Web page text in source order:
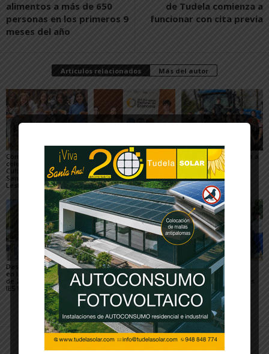
alimentos a más de 650
personas en los primeros 9
meses del año
de Tudela comienza a
funcionar con cita previa
Artículos relacionados Más del autor
Compañía de María
celebra su Semana
Cultural en honor a
Santa Juana de
Lestonnac
Silvia Lorente,
estudiante del IES Valle
del Ebro, en la
Olimpiada Nacional de
Economía
El IESO Castejón llega a
Europa gracias a
Erasmus+
Destacados resultados
en la PAU del alumnado
de 2º de Bachillerato del
IES Benjamín de Tudela
El alumnado del IES
Valle del Ebro disfruta
del aula científica del
lSC de Canfranc
El IES Valle del Ebro
cosecha unos
excelentes resultados
en la PAU